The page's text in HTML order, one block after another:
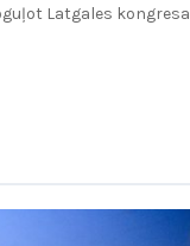
Latgales kongresa